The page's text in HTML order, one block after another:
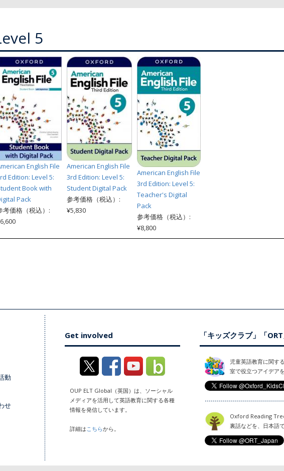
5
English File
Edition: Level 5:
Book with
Pack
考価格（税込）:
American English File
3rd Edition: Level 5:
Student Digital Pack
参考価格（税込）:
¥5,830
American English File
3rd Edition: Level 5:
Teacher's Digital
Pack
参考価格（税込）:
¥8,800
動
せ
Get involved
OUP ELT Global（英国）は、ソーシャル
メディアを活用して英語教育に関する各種
情報を発信しています。
詳細はこちらから。
「キッズクラブ」「
児童英語教育に関す
室で役立つアイデア
Oxford Reading
裏話などを、日本語